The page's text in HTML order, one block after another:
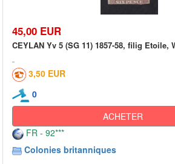
45,00 EUR
CEYLAN Yv 5 (SG 11) 1857-58, filig Etoile,
3,50 EUR
0
ACHETER
FR - 92***
Colonies britanniques